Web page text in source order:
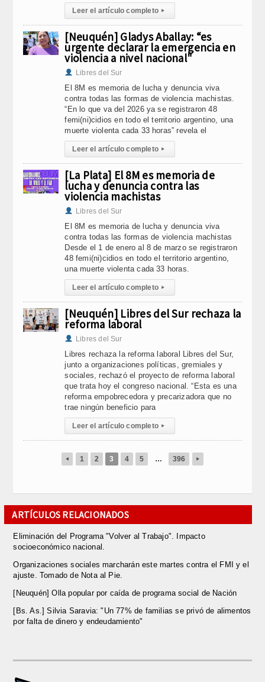
Leer el artículo completo ▸
[Neuquén] Gladys Aballay: “es
urgente declarar la emergencia en
violencia a nivel nacional"
Libres del Sur
El 8M es memoria de lucha y denuncia viva
contra todas las formas de violencia machistas.
“En lo que va del 2026 ya se registraron 48
femi(ni)cidios en todo el territorio argentino, una
muerte violenta cada 33 horas” revela el
Leer el artículo completo ▸
[La Plata] El 8M es memoria de
lucha y denuncia contra las
violencia machistas
Libres del Sur
El 8M es memoria de lucha y denuncia viva
contra todas las formas de violencia machistas
Desde el 1 de enero al 8 de marzo se registraron
48 femi(ni)cidios en todo el territorio argentino,
una muerte violenta cada 33 horas.
Leer el artículo completo ▸
[Neuquén] Libres del Sur rechaza la
reforma laboral
Libres del Sur
Libres rechaza la reforma laboral Libres del Sur,
junto a organizaciones políticas, gremiales y
sociales, rechazó el proyecto de reforma laboral
que trata hoy el congreso nacional. “Esta es una
reforma empobrecedora y precarizadora que no
trae ningún beneficio para
Leer el artículo completo ▸
◂ 1 2 3 4 5 … 396 ▸
ARTÍCULOS RELACIONADOS
Eliminación del Programa "Volver al Trabajo". Impacto
socioeconómico nacional.
Organizaciones sociales marcharán este martes contra el FMI y el
ajuste. Tomado de Nota al Pie.
[Neuquén] Olla popular por caída de programa social de Nación
[Bs. As.] Silvia Saravia: "Un 77% de familias se privó de alimentos
por falta de dinero y endeudamiento"